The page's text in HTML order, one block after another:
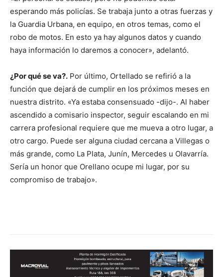
esperando más policías. Se trabaja junto a otras fuerzas y
la Guardia Urbana, en equipo, en otros temas, como el
robo de motos. En esto ya hay algunos datos y cuando
haya información lo daremos a conocer», adelantó.
¿Por qué se va?. Por último, Ortellado se refirió a la
función que dejará de cumplir en los próximos meses en
nuestra distrito. «Ya estaba consensuado -dijo-. Al haber
ascendido a comisario inspector, seguir escalando en mi
carrera profesional requiere que me mueva a otro lugar, a
otro cargo. Puede ser alguna ciudad cercana a Villegas o
más grande, como La Plata, Junín, Mercedes u Olavarría.
Sería un honor que Orellano ocupe mi lugar, por su
compromiso de trabajo».